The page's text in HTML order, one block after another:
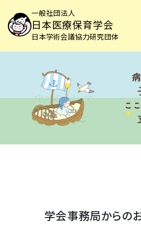
一般社団法人
日本医療保育学会
日本学術会議協力研究団体
学会事務局からの